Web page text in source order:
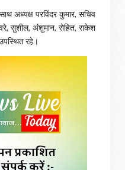
अध्यक्ष परविंदर कुमार, सचिव
सुशील, अंशुमान, रोहित, राकेश
रहे।